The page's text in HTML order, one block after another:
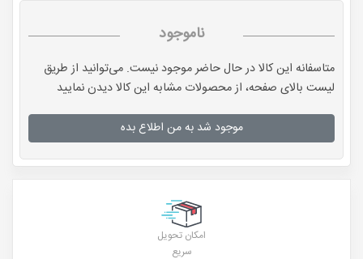
ناموجود
متاسفانه این کالا در حال حاضر موجود نیست. می‌توانید از طریق
لیست بالای صفحه، از محصولات مشابه این کالا دیدن نمایید
موجود شد به من اطلاع بده
امکان تحویل
سریع